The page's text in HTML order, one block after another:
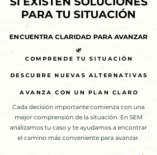
PARA TU SITUACIÓN
PARA TU SITUACIÓN
ENCUENTRA CLARIDAD PARA AVANZAR
ENCUENTRA CLARIDAD PARA AVANZAR
🌿
COMPRENDE TU SITUACIÓN
DESCUBRE NUEVAS ALTERNATIVAS
AVANZA CON UN PLAN CLARO
🌿
COMPRENDE TU SITUACIÓN
DESCUBRE NUEVAS ALTERNATIVAS
AVANZA CON UN PLAN CLARO
Cada decisión importante comienza con una
mejor comprensión de la situación. En SEM
analizamos tu caso y te ayudamos a encontrar
el camino más conveniente para avanzar.